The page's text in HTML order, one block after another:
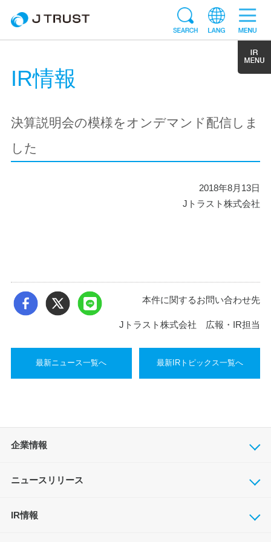
IR情報
決算説明会の模様をオンデマンド配信しま
した
2018年8月13日
Jトラスト株式会社
本件に関するお問い合わせ先
Jトラスト株式会社 広報・IR担当
最新ニュース一覧へ 最新IRトピックス一覧へ
企業情報
ニュースリリース
IR情報